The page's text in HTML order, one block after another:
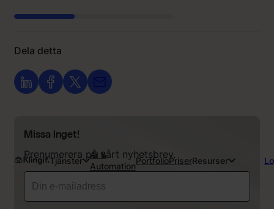
Tjänster
AI &
Automation
PortfolioPriserResurser
Dela detta
Missa inget!
Prenumerera på vårt nyhetsbrev.